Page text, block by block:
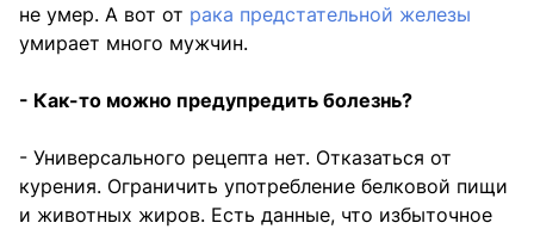
не умер. А вот от рака предстательной железы
умирает много мужчин.
- Как-то можно предупредить болезнь?
- Универсального рецепта нет. Отказаться от
курения. Ограничить употребление белковой пищи
и животных жиров. Есть данные, что избыточное